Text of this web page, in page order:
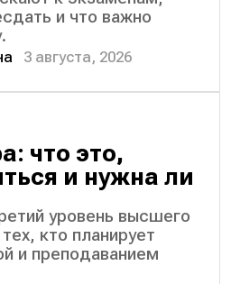
и что важно
3 августа, 2026
что это,
и нужна ли
уровень высшего
кто планирует
и преподаванием